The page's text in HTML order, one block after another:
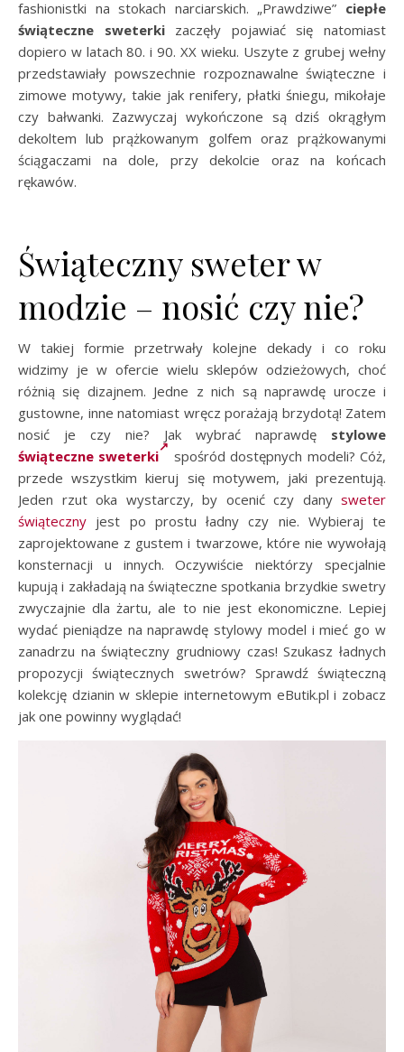
fashionistki na stokach narciarskich. „Prawdziwe” ciepłe
świąteczne sweterkizaczęły pojawiać się natomiast
dopiero w latach 80. i 90. XX wieku. Uszyte z grubej wełny
przedstawiały powszechnie rozpoznawalne świąteczne i
zimowe motywy, takie jak renifery, płatki śniegu, mikołaje
czy bałwanki. Zazwyczaj wykończone są dziś okrągłym
dekoltem lub prążkowanym golfem oraz prążkowanymi
ściągaczami na dole, przy dekolcie oraz na końcach
rękawów.
Świąteczny sweter w
modzie – nosić czy nie?
W takiej formie przetrwały kolejne dekady i co roku
widzimy je w ofercie wielu sklepów odzieżowych, choć
różnią się dizajnem. Jedne z nich są naprawdę urocze i
gustowne, inne natomiast wręcz porażają brzydotą! Zatem
nosić je czy nie? Jak wybrać naprawdę stylowe
świąteczne sweterki
spośród dostępnych modeli? Cóż,
przede wszystkim kieruj się motywem, jaki prezentują.
Jeden rzut oka wystarczy, by ocenić czy dany sweter
świąteczny jest po prostu ładny czy nie. Wybieraj te
zaprojektowane z gustem i twarzowe, które nie wywołają
konsternacji u innych. Oczywiście niektórzy specjalnie
kupują i zakładają na świąteczne spotkania brzydkie swetry
zwyczajnie dla żartu, ale to nie jest ekonomiczne. Lepiej
wydać pieniądze na naprawdę stylowy model i mieć go w
zanadrzu na świąteczny grudniowy czas! Szukasz ładnych
propozycji świątecznych swetrów? Sprawdź świąteczną
kolekcję dzianin w sklepie internetowym eButik.pl i zobacz
jak one powinny wyglądać!